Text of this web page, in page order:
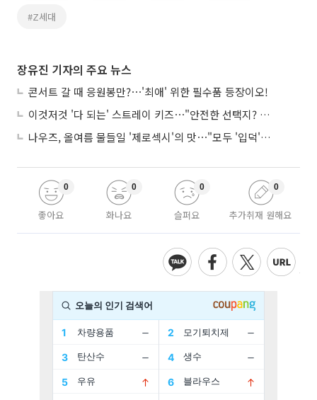
#Z세대
장유진 기자의 주요 뉴스
콘서트 갈 때 응원봉만?⋯'최애' 위한 필수품 등장이오!
이것저것 '다 되는' 스트레이 키즈⋯"안전한 선택지? 도전이 재밌죠"
나우즈, 올여름 물들일 '제로섹시'의 맛⋯"모두 '입덕'시킬 것"
좋아요
0
화나요
0
슬퍼요
0
추가취재 원해요
0